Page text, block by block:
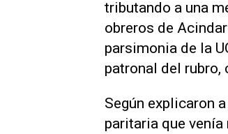
tributando a una
obreros de
parsimonia de la
patronal del rubro,
Según explicaron a
paritaria que